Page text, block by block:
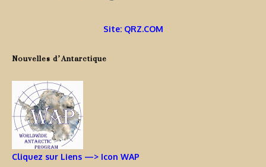
Site: QRZ.COM
Nouvelles d’Antarctique
Cliquez sur Liens —> Icon WAP